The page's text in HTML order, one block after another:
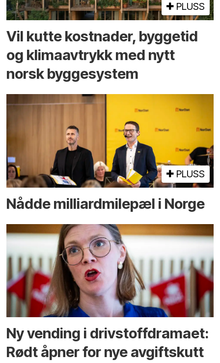
PLUSS
Vil kutte kostnader, byggetid
og klima­avtrykk med nytt
norsk bygge­system
PLUSS
Nådde milliard­­milepæl i Norge
Ny vending i drivstoffdramaet:
Rødt åpner for nye avgiftskutt